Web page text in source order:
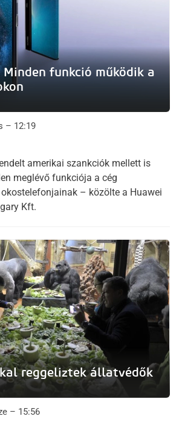
Minden funkció működik a
– 12:19
amerikai szankciók mellett is
meglévő funkciója a cég
– közölte a Huawei
Kft.
reggeliztek állatvédők
– 15:56